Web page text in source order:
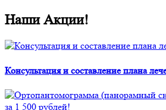
Наши Акции!
Консультация и составление плана